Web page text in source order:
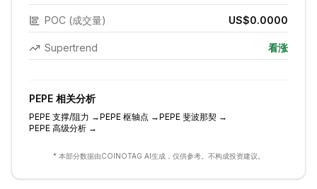
POC (成交量) US$0.0000
Supertrend 看涨
PEPE 相关分析
PEPE 支撑/阻力 →PEPE 枢轴点 →PEPE 斐波那契 →
PEPE 高级分析 →
* 本部分数据由COINOTAG AI生成，仅供参考。不构成投资建议。